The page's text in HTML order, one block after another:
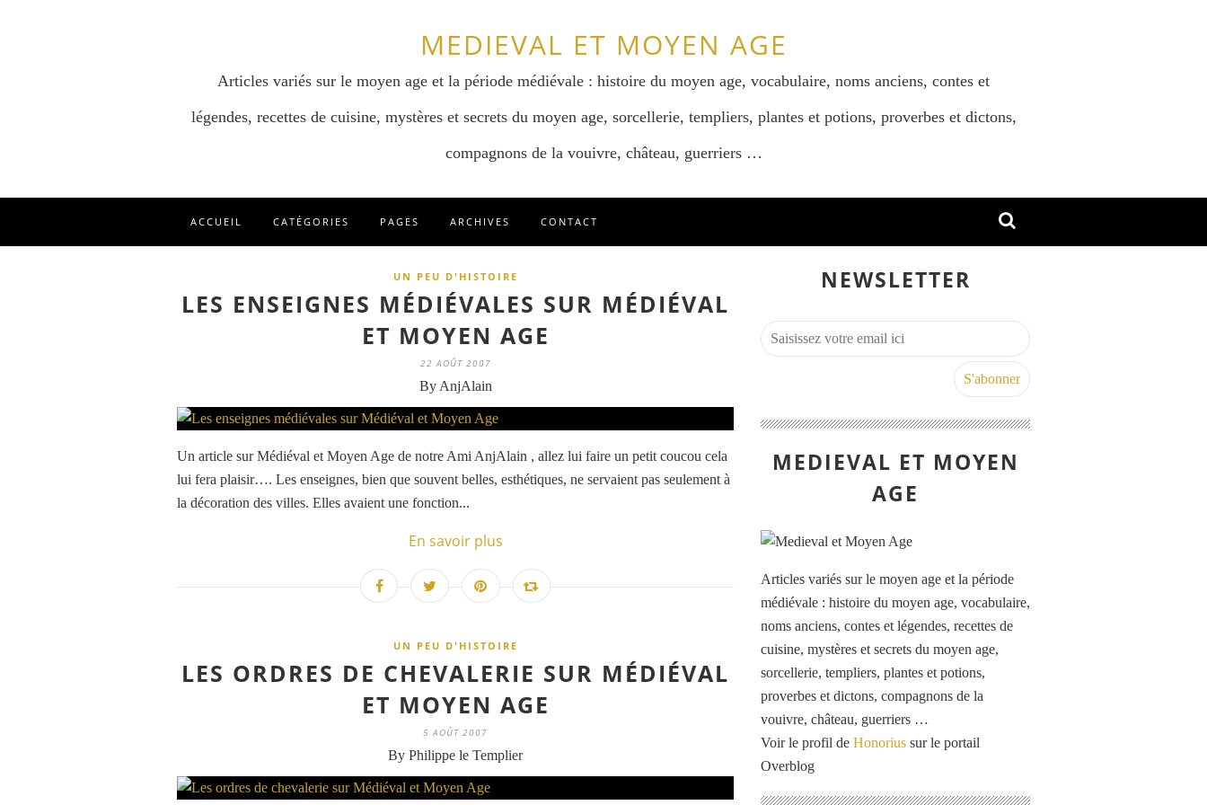
MEDIEVAL ET MOYEN AGE
Articles variés sur le moyen age et la période médiévale : histoire du moyen age, vocabulaire, noms anciens, contes et
légendes, recettes de cuisine, mystères et secrets du moyen age, sorcellerie, templiers, plantes et potions, proverbes et dictons,
compagnons de la vouivre, château, guerriers …
ACCUEIL CATÉGORIES PAGES ARCHIVES CONTACT
UN PEU D'HISTOIRE
LES ENSEIGNES MÉDIÉVALES SUR MÉDIÉVAL
ET MOYEN AGE
22 AOÛT 2007
By AnjAlain
Un article sur Médiéval et Moyen Age de notre Ami AnjAlain , allez lui faire un petit coucou cela
lui fera plaisir…. Les enseignes, bien que souvent belles, esthétiques, ne servaient pas seulement à
la décoration des villes. Elles avaient une fonction...
En savoir plus
UN PEU D'HISTOIRE
LES ORDRES DE CHEVALERIE SUR MÉDIÉVAL
ET MOYEN AGE
5 AOÛT 2007
By Philippe le Templier
NEWSLETTER
MEDIEVAL ET MOYEN
AGE
Articles variés sur le moyen age et la période
médiévale : histoire du moyen age, vocabulaire,
noms anciens, contes et légendes, recettes de
cuisine, mystères et secrets du moyen age,
sorcellerie, templiers, plantes et potions,
proverbes et dictons, compagnons de la
vouivre, château, guerriers …
Voir le profil de Honorius sur le portail
Overblog